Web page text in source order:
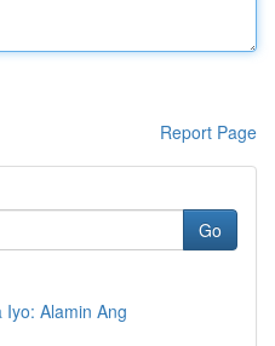
Report Page
Go
Iyo: Alamin Ang